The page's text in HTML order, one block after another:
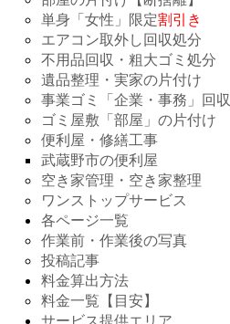
単身「女性」限定割引き
エアコン取外し回収処分
不用品回収・粗大ゴミ処分
遺品整理・実家の片付け
事業ゴミ「企業・事務」回収
ゴミ屋敷「部屋」の片付け
便利屋・修繕工事
武蔵野市の便利屋
空き家管理・空き家整理
ワンストップサービス
各ページ一覧
作業前・作業後の写真
投稿記事
料金算出方法
料金一覧【目安】
サービス提供エリア